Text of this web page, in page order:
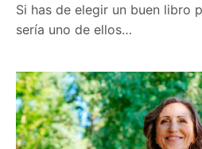
Si has de elegir un buen libro
sería uno de ellos…